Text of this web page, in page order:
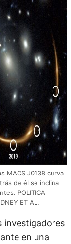
MACS J0138 curva
de él se inclina
POLITICA
ET AL.
investigadores
en una